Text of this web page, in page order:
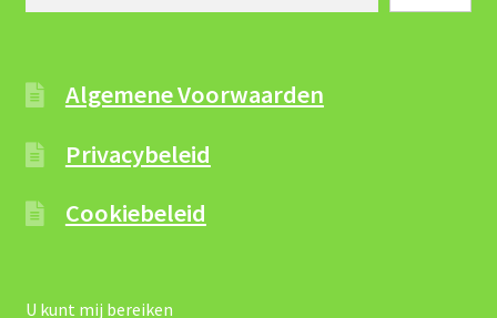
Algemene Voorwaarden
Privacybeleid
Cookiebeleid
U kunt mij bereiken